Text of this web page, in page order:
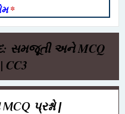
*
સમજૂતી અને MCQ
CC3
પ્રશ્નો |